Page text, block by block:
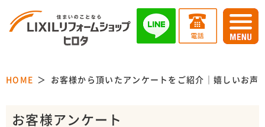
HOME お客様から頂いたアンケートをご紹介｜嬉しいお声
お客様アンケート